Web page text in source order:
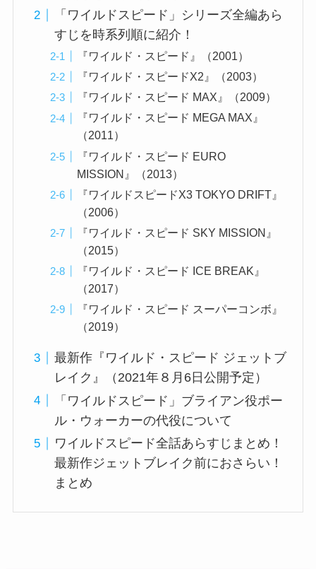
「ワイルドスピード」シリーズ全編あら
すじを時系列順に紹介！
『ワイルド・スピード』（2001）
『ワイルド・スピードX2』（2003）
『ワイルド・スピード MAX』（2009）
『ワイルド・スピード MEGA MAX』
（2011）
『ワイルド・スピード EURO
MISSION』（2013）
『ワイルドスピードX3 TOKYO DRIFT』
（2006）
『ワイルド・スピード SKY MISSION』
（2015）
『ワイルド・スピード ICE BREAK』
（2017）
『ワイルド・スピード スーパーコンボ』
（2019）
最新作『ワイルド・スピード ジェットブ
レイク』（2021年８月6日公開予定）
「ワイルドスピード」ブライアン役ポー
ル・ウォーカーの代役について
ワイルドスピード全話あらすじまとめ！
最新作ジェットブレイク前におさらい！
まとめ